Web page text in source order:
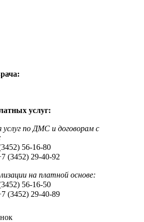
услуг:
услуг по ДМС и договорам с
(3452) 56-16-80
(3452) 29-40-92
на платной основе:
56-16-50
(3452) 29-40-89